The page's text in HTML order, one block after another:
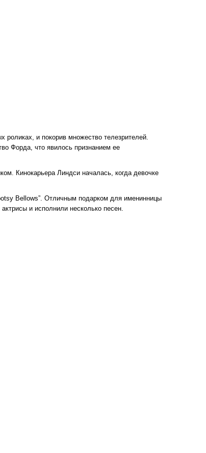
и покорив множество телезрителей.
Форда, что явилось признанием ее
Кинокарьера Линдси началась, когда девочке
Bellows”. Отличным подарком для именинницы
и исполнили несколько песен.